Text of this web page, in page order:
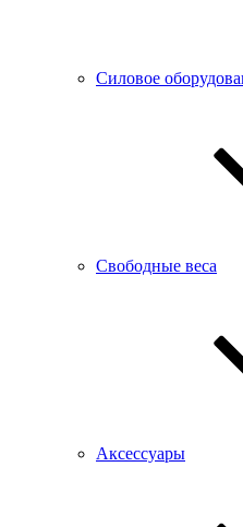
Силовое
Свободные веса
Аксессуары